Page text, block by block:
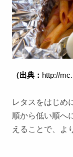
（出典： http://
レタスをはじめ
順から低い順へ
えることで、よ